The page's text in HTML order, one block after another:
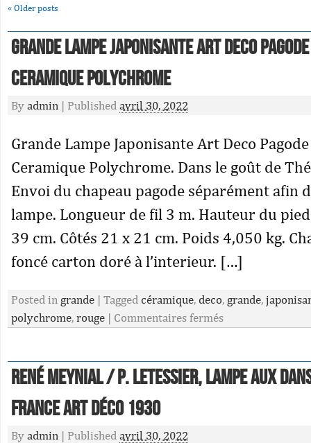
« Older posts
Grande Lampe Japonisante Art Deco
Ceramique Polychrome
By admin | Published avril 30, 2022
Grande Lampe Japonisante Art Deco
Ceramique Polychrome. Dans le goût de
Envoi du chapeau pagode séparément afin
lampe. Longueur de fil 3 m. Hauteur du
39 cm. Côtés 21 x 21 cm. Poids 4,050 kg.
foncé carton doré à l’interieur. […]
Posted in grande | Tagged céramique, deco, grande,
polychrome, rouge | Commentaires fermés
René Meynial / P. Letessier, Lampe aux
France Art Déco 1930
By admin | Published avril 30, 2022